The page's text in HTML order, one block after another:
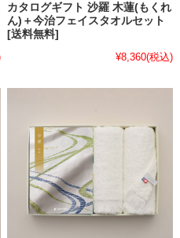
カタログギフト 沙羅 木蓮(もくれ
ん)＋今治フェイスタオルセット
[送料無料]
¥8,360(税込)